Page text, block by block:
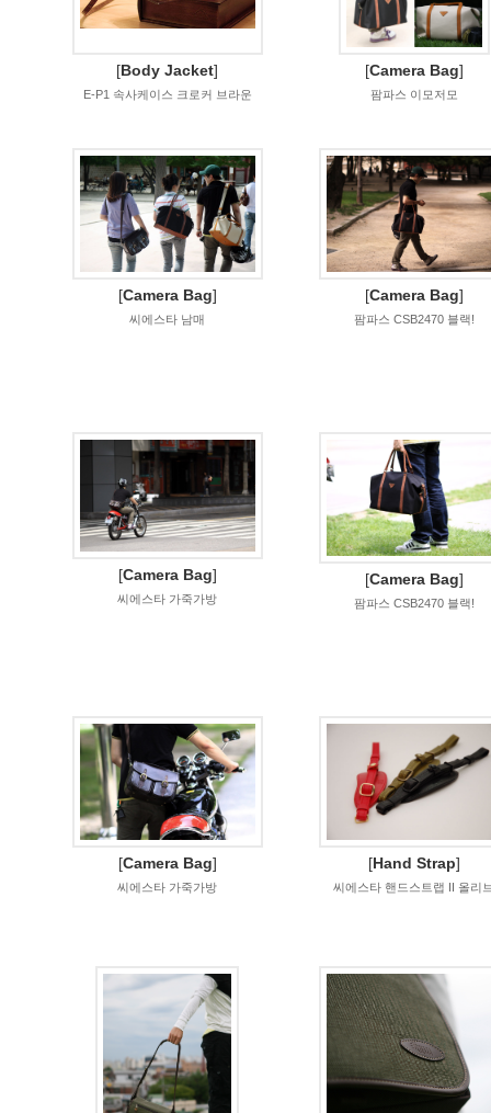
[Body Jacket]
E-P1 속사케이스 크로커 브라운
[Camera Bag]
팜파스 이모저모
[Camera Bag]
씨에스타 남매
[Camera Bag]
팜파스 CSB2470 블랙!
[Camera Bag]
씨에스타 가죽가방
[Camera Bag]
팜파스 CSB2470 블랙!
[Camera Bag]
씨에스타 가죽가방
[Hand Strap]
씨에스타 핸드스트랩 II 올리